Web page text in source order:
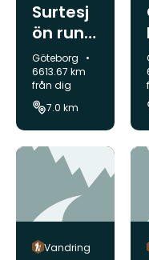
Surtesj
ön runt
Vättlefj
äll
Kommun:
Göteborg
6613.67 km
från dig
7.0 km
Vandring